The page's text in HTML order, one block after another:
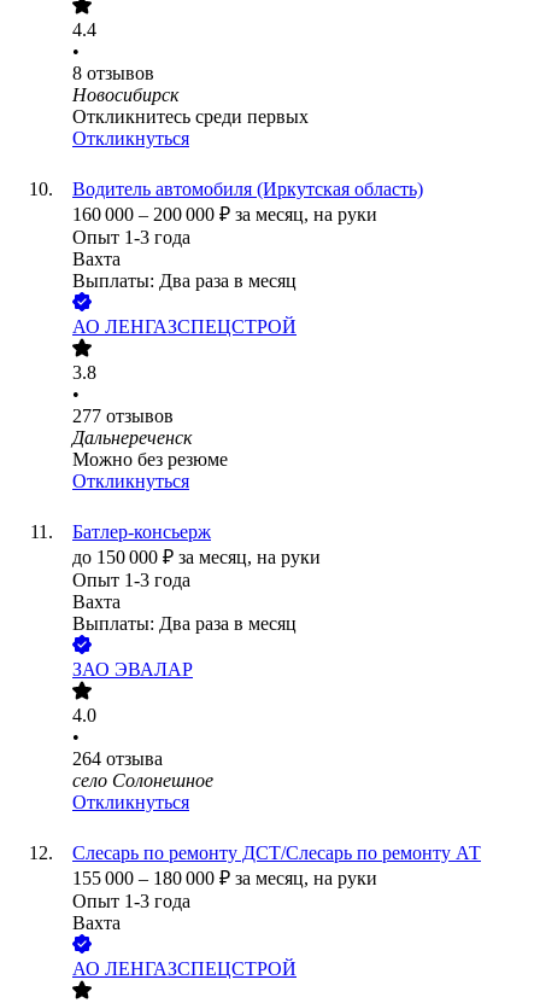
4.4
•
8 отзывов
Новосибирск
Откликнитесь среди первых
Откликнуться
Водитель автомобиля (Иркутская область)
160 000 – 200 000 ₽ за месяц, на руки
Опыт 1-3 года
Вахта
Выплаты: Два раза в месяц
АО ЛЕНГАЗСПЕЦСТРОЙ
3.8
•
277 отзывов
Дальнереченск
Можно без резюме
Откликнуться
Батлер-консьерж
до 150 000 ₽ за месяц, на руки
Опыт 1-3 года
Вахта
Выплаты: Два раза в месяц
ЗАО ЭВАЛАР
4.0
•
264 отзыва
село Солонешное
Откликнуться
Слесарь по ремонту ДСТ/Слесарь по ремонту АТ
155 000 – 180 000 ₽ за месяц, на руки
Опыт 1-3 года
Вахта
АО ЛЕНГАЗСПЕЦСТРОЙ